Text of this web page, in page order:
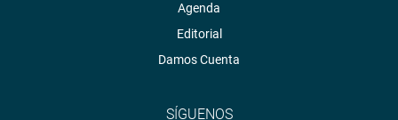
Agenda
Editorial
Damos Cuenta
SÍGUENOS